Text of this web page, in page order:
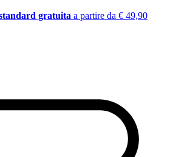
gratuita a partire da € 49,90